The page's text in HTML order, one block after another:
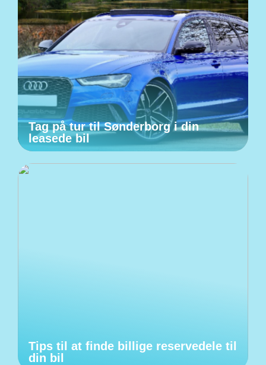
Tag på tur til Sønderborg i din
leasede bil
Tips til at finde billige reservedele til
din bil